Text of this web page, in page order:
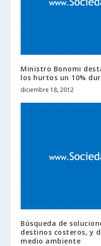
Ministro Bonomi
los hurtos un 10%
diciembre 18, 2012
Búsqueda de
destinos costeros, y
medio ambiente